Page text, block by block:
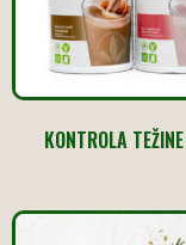
KONTROLA TEŽINE